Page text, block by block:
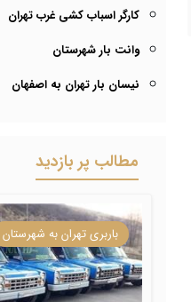
کارگر اسباب کشی غرب تهران
وانت بار شهرستان
نیسان بار تهران به اصفهان
مطالب پر بازدید
باربری تهران به شهرستان